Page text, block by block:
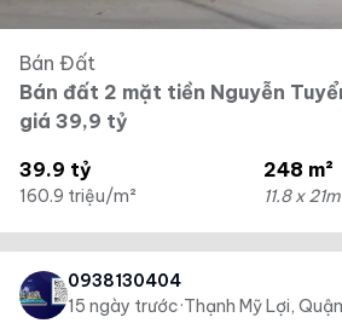
Bán Đất
Bán đất 2 mặt tiền Nguyễn
giá 39,9 tỷ
39.9 tỷ
160.9 triệu/m²
248 m²
11.8 x 21m
0938130404
15 ngày trước·Thạnh Mỹ Lợi,